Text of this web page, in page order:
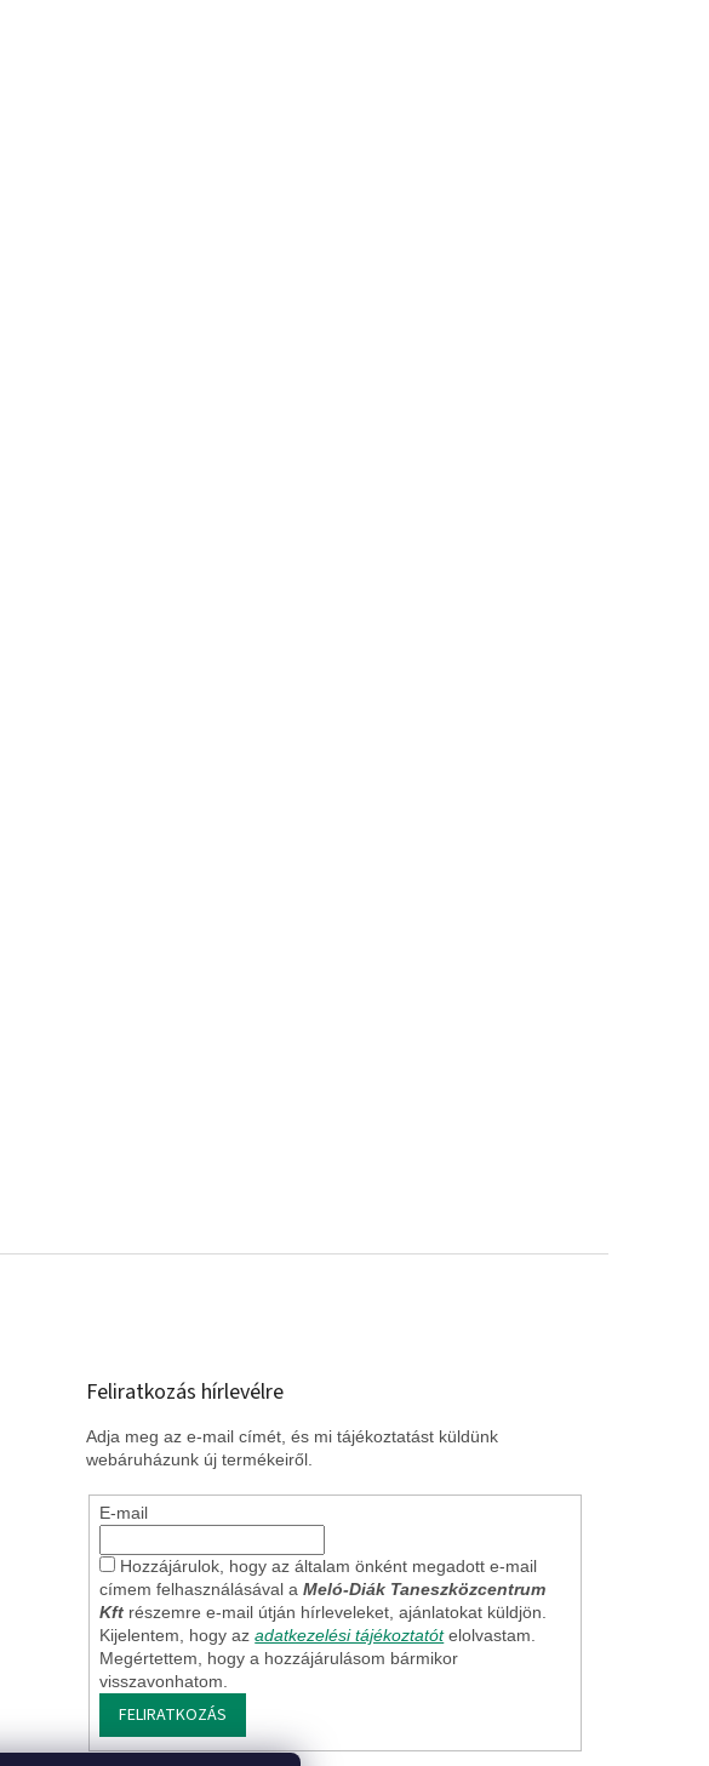
Feliratkozás hírlevélre
Adja meg az e-mail címét, és mi tájékoztatást küldünk
webáruházunk új termékeiről.
E-mail
Hozzájárulok, hogy az általam önként megadott e-mail
címem felhasználásával aMeló-Diák Taneszközcentrum
Kft részemre e-mail útján hírleveleket, ajánlatokat küldjön.
Kijelentem, hogy azadatkezelési tájékoztatót elolvastam.
Megértettem, hogy a hozzájárulásom bármikor
visszavonhatom.
FELIRATKOZÁS